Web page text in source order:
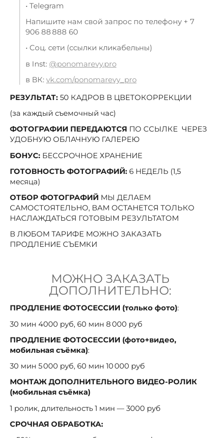
• Telegram
Напишите нам свой запрос по телефону + 7
906 88 888 60
• Соц. сети (ссылки кликабельны)
в Inst: @ponomarevy.pro
в ВК: vk.com/ponomarevy_pro
РЕЗУЛЬТАТ: 50 КАДРОВ В ЦВЕТОКОРРЕКЦИИ
(за каждый съемочный час)
ФОТОГРАФИИ ПЕРЕДАЮТСЯ ПО ССЫЛКЕ ЧЕРЕЗ
УДОБНУЮ ОБЛАЧНУЮ ГАЛЕРЕЮ
БОНУС: БЕССРОЧНОЕ ХРАНЕНИЕ
ГОТОВНОСТЬ ФОТОГРАФИЙ: 6 НЕДЕЛЬ (1,5
месяца)
ОТБОР ФОТОГРАФИЙ МЫ ДЕЛАЕМ
САМОСТОЯТЕЛЬНО, ВАМ ОСТАНЕТСЯ ТОЛЬКО
НАСЛАЖДАТЬСЯ ГОТОВЫМ РЕЗУЛЬТАТОМ
В ЛЮБОМ ТАРИФЕ МОЖНО ЗАКАЗАТЬ
ПРОДЛЕНИЕ СЪЕМКИ
МОЖНО ЗАКАЗАТЬ
ДОПОЛНИТЕЛЬНО:
ПРОДЛЕНИЕ ФОТОСЕССИИ (только фото):
30 мин 4000 руб, 60 мин 8 000 руб
ПРОДЛЕНИЕ ФОТОСЕССИИ (фото+видео,
мобильная съёмка):
30 мин 5 000 руб, 60 мин 10 000 руб
МОНТАЖ ДОПОЛНИТЕЛЬНОГО ВИДЕО-РОЛИК
(мобильная съёмка)
1 ролик, длительность 1 мин — 3000 руб
СРОЧНАЯ ОБРАБОТКА: